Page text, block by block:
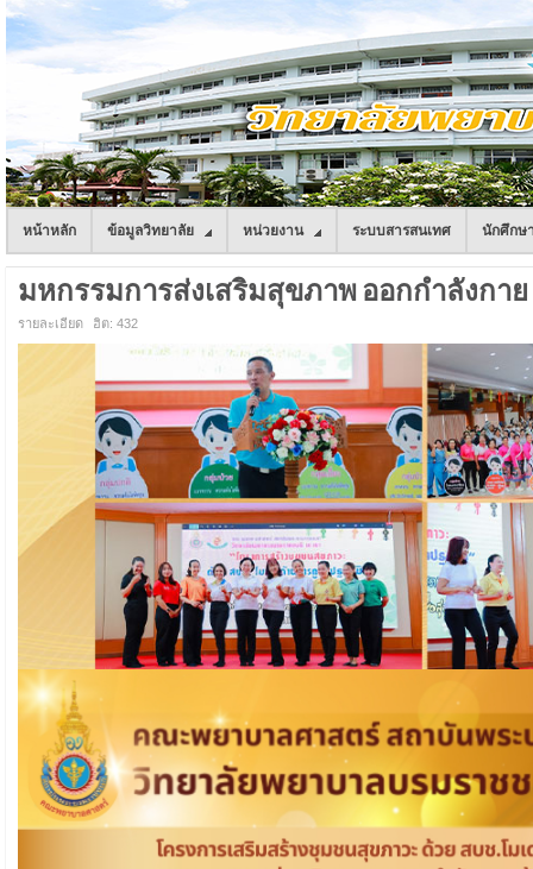
หน้าหลัก ข้อมูลวิทยาลัย หน่วยงาน ระบบสารสนเทศ นักศึกษ
มหกรรมการส่งเสริมสุขภาพ ออกกำลังกาย
รายละเอียด ฮิต: 432